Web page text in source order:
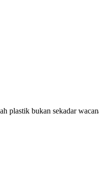
bukan sekadar